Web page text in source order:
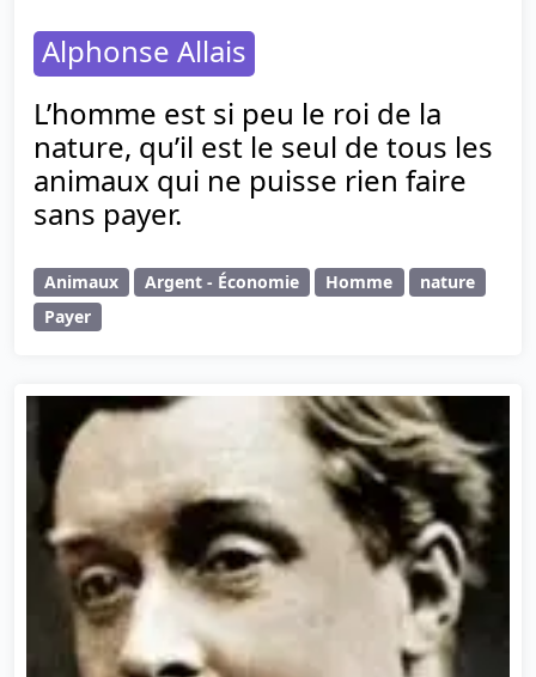
Alphonse Allais
L’homme est si peu le roi de la
nature, qu’il est le seul de tous les
animaux qui ne puisse rien faire
sans payer.
Animaux Argent - Économie Homme
nature
Payer